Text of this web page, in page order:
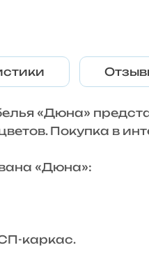
«Дюна»
Покупка в
«Дюна»:
каркас.